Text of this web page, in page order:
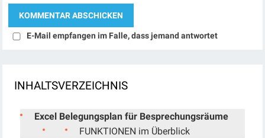
E-Mail empfangen im Falle, dass jemand antwortet
INHALTSVERZEICHNIS
Excel Belegungsplan für Besprechungsräume
FUNKTIONEN im Überblick